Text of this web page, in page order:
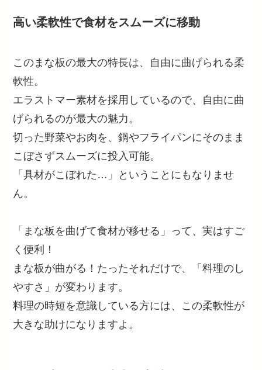
高い柔軟性で食材をスムーズに移動
このまな板の最大の特長は、自由に曲げられる柔
軟性。
エラストマー素材を採用しているので、自由に曲
げられるのが最大の魅力。
切った野菜やお肉を、鍋やフライパンにそのまま
こぼさずスムーズに投入可能。
「具材がこぼれた…」ということにもなりませ
ん。
「まな板を曲げて食材が移せる」って、実はすご
く便利！
まな板が曲がる！たったそれだけで、「料理のし
やすさ」が変わります。
料理の時短を意識している方には、この柔軟性が
大きな助けになりますよ。